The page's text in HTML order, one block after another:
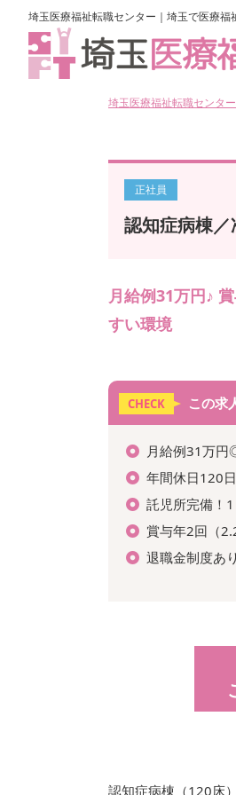
埼玉医療福祉転職センター｜埼玉で医療福
埼玉医療福祉転職センター
正社員
認知症病棟／
月給例31万円♪
すい環境
CHECK この求
月給例31万円
年間休日120
託児所完備！
賞与年2回（
退職金制度あ
認知症病棟（120床